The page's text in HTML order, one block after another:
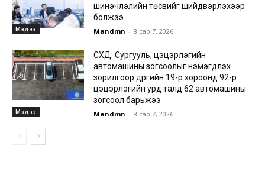
Мэдээ
шинэчлэлийн төсвийг шийдвэрлэхээр
болжээ
Mandmn - 8 сар 7, 2026
Мэдээ
СХД: Сургууль, цэцэрлэгийн
автомашины зогсоолыг нэмэгдүүлэх
зорилгоор дүүргийн 19-р хороонд 92-р
цэцэрлэгийн урд талд 62 автомашины
зогсоол барьжээ
Mandmn - 8 сар 7, 2026